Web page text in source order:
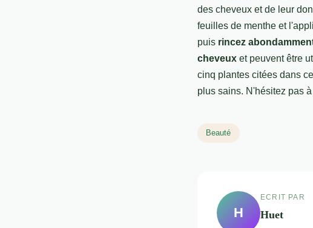
des cheveux et de leur
feuilles de menthe et
puis rincez
cheveux et peuvent être
cinq plantes citées dans
plus sains. N'hésitez pas
Beauté
H
ECRIT PAR
Huet